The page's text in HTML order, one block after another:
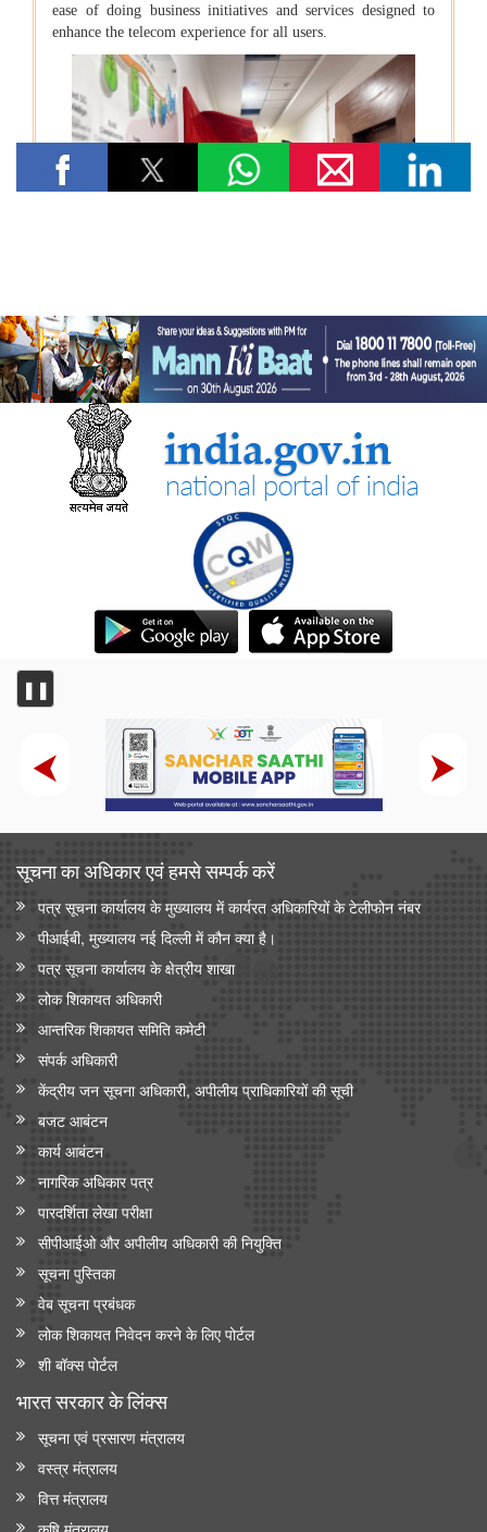
❚❚
सूचना का अधिकार एवं हमसे सम्‍पर्क करें
पत्र सूचना कार्यालय के मुख्यालय में कार्यरत अधिकारियों के टेलीफोन नंबर
पीआईबी, मुख्यालय नई दिल्ली में कौन क्या है।
पत्र सूचना कार्यालय के क्षेत्रीय शाखा
लोक शिकायत अधिकारी
आन्‍तरिक शिकायत समिति कमेटी
संपर्क अधिकारी
केंद्रीय जन सूचना अधिकारी, अपीलीय प्राधिकारियों की सूची
बजट आबंटन
कार्य आबंटन
नागरिक अधिकार पत्र
पारदर्शिता लेखा परीक्षा
सीपीआईओ और अपी‍लीय अधिकारी की नियुक्ति
सूचना पुस्तिका
वेब सूचना प्रबंधक
लोक शिकायत निवेदन करने के लिए पोर्टल
शी बॉक्स पोर्टल
भारत सरकार के लिंक्‍स
सूचना एवं प्रसारण मंत्रालय
वस्त्र मंत्रालय
वित्त मंत्रालय